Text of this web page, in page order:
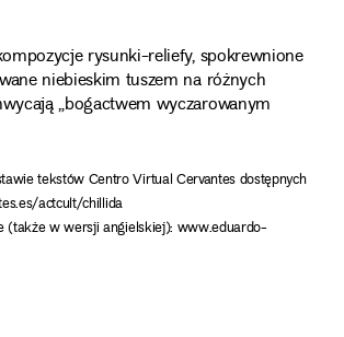
rysunki-reliefy, spokrewnione
niebieskim tuszem na różnych
„bogactwem wyczarowanym
tekstów Centro Virtual Cervantes dostępnych
actcult/chillida
(także w wersji angielskiej): www.eduardo-